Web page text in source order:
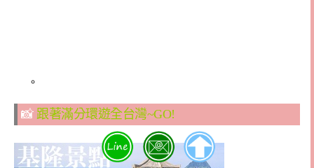
📸 跟著滿分環遊全台灣~GO!